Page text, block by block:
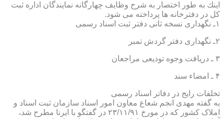
اینك به طور اختصار به شرح وظایف چهارگانه نمایندگان اداره ثبت
كل در دفترخانه ها پرداخته می شود.
۱ـ نگهداری نسخه ثانی دفتر ثبت اسناد رسمی
۲ـ نگهداری دفتر گردش تمبر
۳ ـ دریافت وجوه تودیعی مراجعان
۴ ـ امضاء سند
تخلفات رایج در دفاتر اسناد رسمی
به گفته مهدی انجم شعاع معاون امور اسناد سازمان ثبت اسناد و
املاک کشور که در مورخ ۲۳/۱۱/۹۱ در گفتگو با ایرنا مطرح شد،